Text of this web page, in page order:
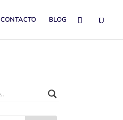
CONTACTO BLOG